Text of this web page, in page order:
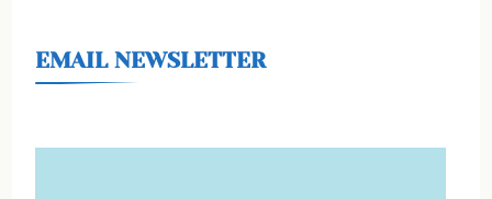
EMAIL NEWSLETTER